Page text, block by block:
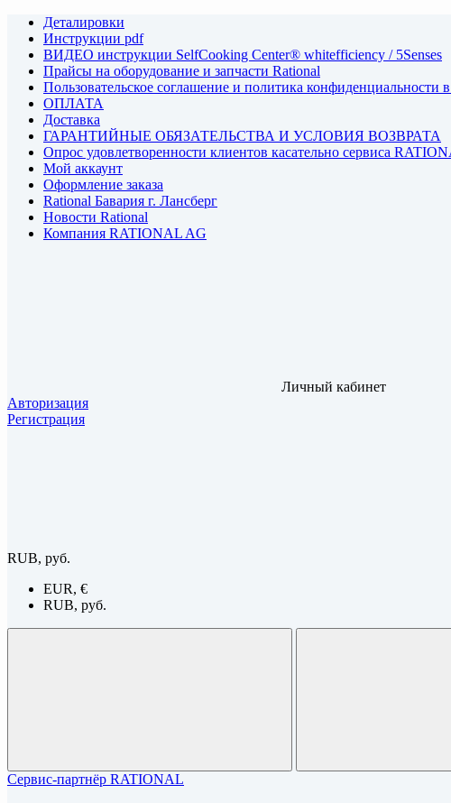
Деталировки
Инструкции pdf
ВИДЕО инструкции SelfCooking Center® whitefficiency / 5Senses
Прайсы на оборудование и запчасти Rational
Пользовательское соглашение и политика
ОПЛАТА
Доставка
ГАРАНТИЙНЫЕ ОБЯЗАТЕЛЬСТВА И УСЛОВИЯ ВОЗВРАТА
Опрос удовлетворенности клиентов касательно сервиса
Мой аккаунт
Оформление заказа
Rational Бавария г. Лансберг
Новости Rational
Компания RATIONAL AG
Личный кабинет
Авторизация
Регистрация
RUB, руб.
EUR, €
RUB, руб.
Сервис-партнёр RATIONAL